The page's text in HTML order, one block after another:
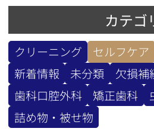
カテゴ
クリーニング セルフケア
新着情報
未分類 欠損補
歯科口腔外科
矯正歯科
詰め物・被せ物